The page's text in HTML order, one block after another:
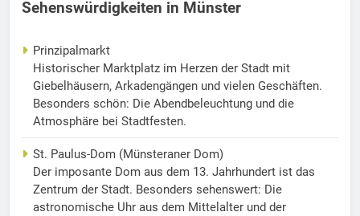
Sehenswürdigkeiten in Münster
Prinzipalmarkt
Historischer Marktplatz im Herzen der Stadt mit
Giebelhäusern, Arkadengängen und vielen Geschäften.
Besonders schön: Die Abendbeleuchtung und die
Atmosphäre bei Stadtfesten.
St. Paulus-Dom (Münsteraner Dom)
Der imposante Dom aus dem 13. Jahrhundert ist das
Zentrum der Stadt. Besonders sehenswert: Die
astronomische Uhr aus dem Mittelalter und der